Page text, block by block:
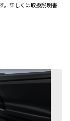
。詳しくは取扱説明書